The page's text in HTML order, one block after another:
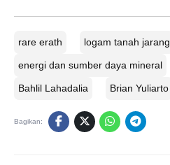
rare erath logam tanah jarang
energi dan sumber daya mineral
Bahlil Lahadalia Brian Yuliarto
Bagikan: